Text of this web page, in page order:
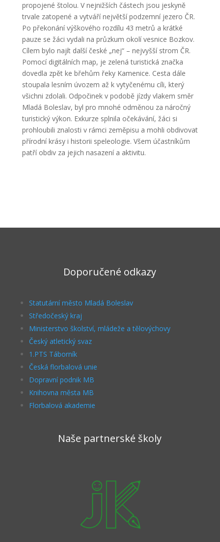
propojené štolou. V nejnižších částech jsou jeskyně
trvale zatopené a vytváří největší podzemní jezero ČR.
Po překonání výškového rozdílu 43 metrů a krátké
pauze se žáci vydali na průzkum okolí vesnice Bozkov.
Cílem bylo najít další české „nej“ – nejvyšší strom ČR.
Pomocí digitálních map, je zelená turistická značka
dovedla zpět ke břehům řeky Kamenice. Cesta dále
stoupala lesním úvozem až k vytyčenému cíli, který
všichni zdolali. Odpočinek v podobě jízdy vlakem směr
Mladá Boleslav, byl pro mnohé odměnou za náročný
turistický výkon. Exkurze splnila očekávání, žáci si
prohloubili znalosti v rámci zeměpisu a mohli obdivovat
přírodní krásy i historii speleologie. Všem účastníkům
patří obdiv za jejich nasazení a aktivitu.
Doporučené odkazy
Statutární město Mladá Boleslav
Středočeský kraj
Ministerstvo školství, mládeže a tělovýchovy
Český atletický svaz
1.PTS Táborník
Česká florbalová unie
Dopravní podnik MB
Knihovna města MB
Florbalová akademie
Naše partnerské školy